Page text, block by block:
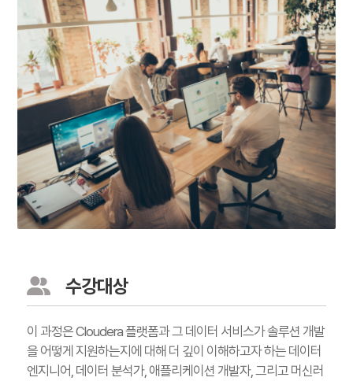
수강대상
이 과정은 Cloudera 플랫폼과 그 데이터 서비스가 솔루션 개발
을 어떻게 지원하는지에 대해 더 깊이 이해하고자 하는 데이터
엔지니어, 데이터 분석가, 애플리케이션 개발자, 그리고 머신러